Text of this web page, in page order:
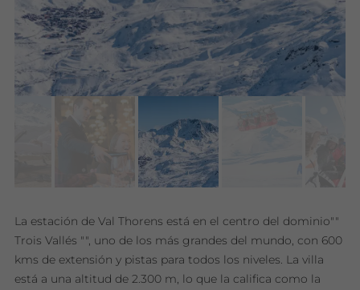
La estación de Val Thorens está en el centro del dominio""
Trois Vallés "", uno de los más grandes del mundo, con 600
kms de extensión y pistas para todos los niveles. La villa
está a una altitud de 2.300 m, lo que la califica como la